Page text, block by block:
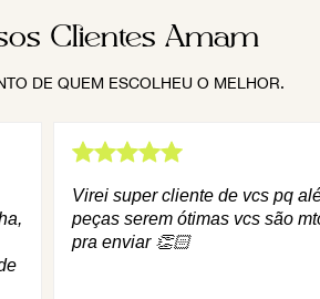
Clientes Amam
DE QUEM ESCOLHEU O MELHOR.
Virei super cliente de vcs pq
peças serem ótimas vcs são
pra enviar 👏🏻